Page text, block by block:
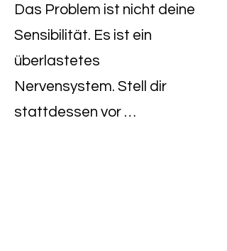
Das Problem ist nicht deine
Sensibilität. Es ist ein
überlastetes
Nervensystem. Stell dir
stattdessen vor …